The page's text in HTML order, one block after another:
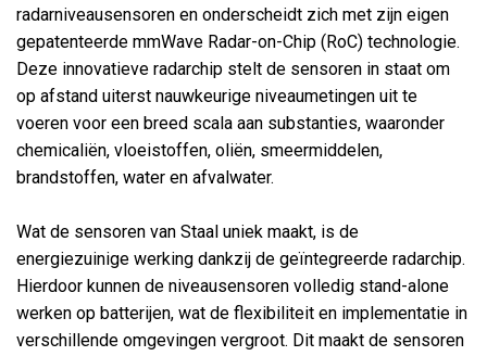
radarniveausensoren en onderscheidt zich met zijn eigen
gepatenteerde mmWave Radar-on-Chip (RoC) technologie.
Deze innovatieve radarchip stelt de sensoren in staat om
op afstand uiterst nauwkeurige niveaumetingen uit te
voeren voor een breed scala aan substanties, waaronder
chemicaliën, vloeistoffen, oliën, smeermiddelen,
brandstoffen, water en afvalwater.
Wat de sensoren van Staal uniek maakt, is de
energiezuinige werking dankzij de geïntegreerde radarchip.
Hierdoor kunnen de niveausensoren volledig stand-alone
werken op batterijen, wat de flexibiliteit en implementatie in
verschillende omgevingen vergroot. Dit maakt de sensoren